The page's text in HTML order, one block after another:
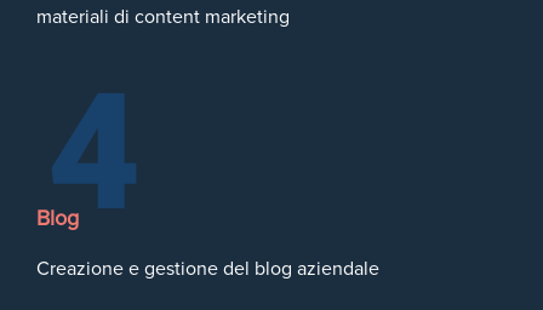
materiali di content marketing
Blog
Creazione e gestione del blog aziendale